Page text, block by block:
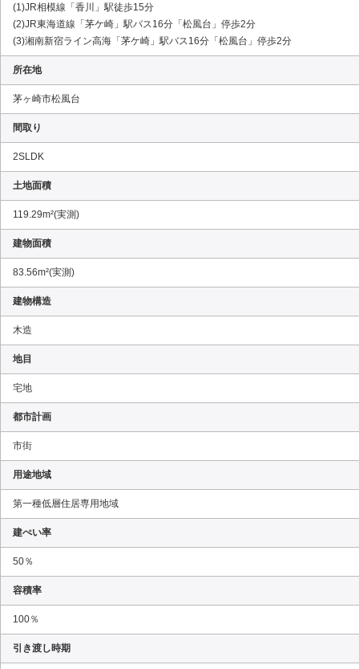
(1)JR相模線「香川」駅徒歩15分
(2)JR東海道線「茅ケ崎」駅バス16分「松風台」停歩2分
(3)湘南新宿ライン高海「茅ケ崎」駅バス16分「松風台」停歩2分
所在地
茅ヶ崎市松風台
間取り
2SLDK
土地面積
119.29m²(実測)
建物面積
83.56m²(実測)
建物構造
木造
地目
宅地
都市計画
市街
用途地域
第一種低層住居専用地域
建ぺい率
50％
容積率
100％
引き渡し時期